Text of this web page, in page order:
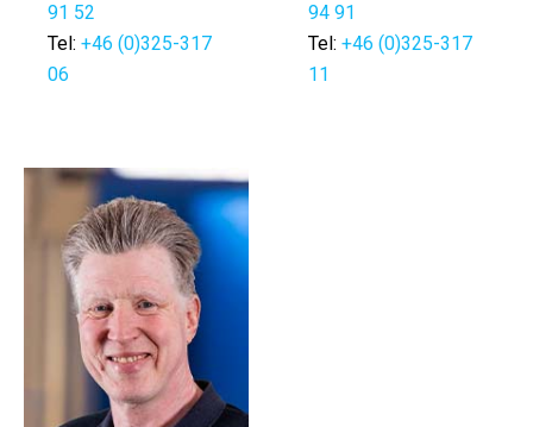
91 52
Tel: +46 (0)325-317
06
94 91
Tel: +46 (0)325-317
11